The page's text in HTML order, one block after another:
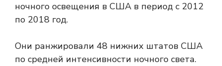
ночного освещения в США в период с 2012
по 2018 год.
Они ранжировали 48 нижних штатов США
по средней интенсивности ночного света.